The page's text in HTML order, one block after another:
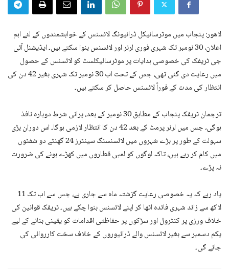
لاھور: پنجاب میں موٹرسائیکل ڈرائیونگ لائسنس کے خواہشمندوں کے لئے اہم
اعلان، 30 نومبر تک شہری فوری لرنر اور لائسنس بنوا سکتے ہیں۔ ایڈیشنل آئی
جی ٹریفک کی خصوصی ہدایات پر موٹرسائیکلسٹ کو لائسنس کے حصول
میں رعایت دی گئی تھی، جس کے تحت اب 30 نومبر تک شہری بغیر 42 دن کی
انتظار کی مدت کے فوراً لائسنس حاصل کر سکتے ہیں۔
ترجمان ٹریفک پنجاب کے مطابق 30 نومبر کے بعد، پرانی شرط دوبارہ نافذ
ہوگی، جس میں لرنر پرمٹ کے بعد 42 دن کا انتظار لازمی ہوگا۔ اس دوران بڑی
سہولت کے طور پر بڑے شہروں میں لائسنسنگ سینٹرز 24 گھنٹے دو شفٹوں
میں کام کر رہے ہیں، تاکہ لوگوں کو لمبی قطاروں میں کھڑے ہونے کی ضرورت
نہ پڑے۔
یاد رہے کہ یہ خصوصی رعایت گزشتہ ماہ سے جاری ہے، جس سے اب تک 11
لاکھ سے زائد شہری فائدہ اٹھا کر اپنے لائسنس بنوا چکے ہیں۔ ٹریفک قوانین کی
خلاف ورزی پر کنٹرول اور سڑکوں پر حفاظتی اقدامات کو یقینی بنانے کے لیے
یکم دسمبر سے بغیر لائسنس والے ڈرائیوروں کے خلاف سخت کارروائی کی
جائے گی۔